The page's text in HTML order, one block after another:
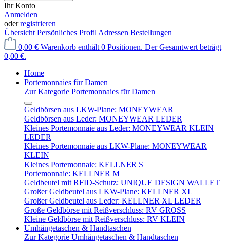
Ihr Konto
Anmelden
oderregistrieren
Übersicht Persönliches Profil Adressen Bestellungen
0,00 € Warenkorb enthält 0 Positionen. Der Gesamtwert beträgt
0,00 €.
Home
Portemonnaies für Damen
Zur Kategorie Portemonnaies für Damen
Geldbörsen aus LKW-Plane: MONEYWEAR
Geldbörsen aus Leder: MONEYWEAR LEDER
Kleines Portemonnaie aus Leder: MONEYWEAR KLEIN
LEDER
Kleines Portemonnaie aus LKW-Plane: MONEYWEAR
KLEIN
Kleines Portemonnaie: KELLNER S
Portemonnaie: KELLNER M
Geldbeutel mit RFID-Schutz: UNIQUE DESIGN WALLET
Großer Geldbeutel aus LKW-Plane: KELLNER XL
Großer Geldbeutel aus Leder: KELLNER XL LEDER
Große Geldbörse mit Reißverschluss: RV GROSS
Kleine Geldbörse mit Reißverschluss: RV KLEIN
Umhängetaschen & Handtaschen
Zur Kategorie Umhängetaschen & Handtaschen